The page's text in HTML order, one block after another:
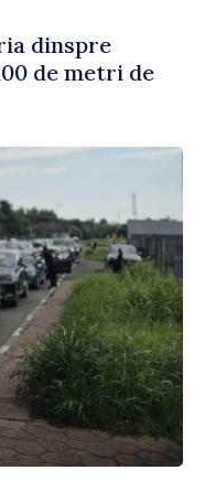
dinspre
de metri de